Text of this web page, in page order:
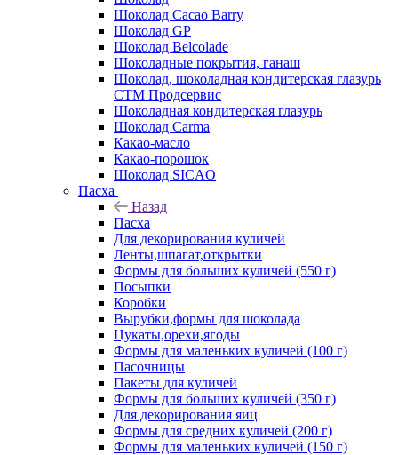
Шоколад Cacao Barry
Шоколад GP
Шоколад Belcolade
Шоколадные покрытия, ганаш
Шоколад, шоколадная кондитерская глазурь
СТМ Продсервис
Шоколадная кондитерская глазурь
Шоколад Carma
Какао-масло
Какао-порошок
Шоколад SICAO
Пасха
Назад
Пасха
Для декорирования куличей
Ленты,шпагат,открытки
Формы для больших куличей (550 г)
Посыпки
Коробки
Вырубки,формы для шоколада
Цукаты,орехи,ягоды
Формы для маленьких куличей (100 г)
Пасочницы
Пакеты для куличей
Формы для больших куличей (350 г)
Для декорирования яиц
Формы для средних куличей (200 г)
Формы для маленьких куличей (150 г)